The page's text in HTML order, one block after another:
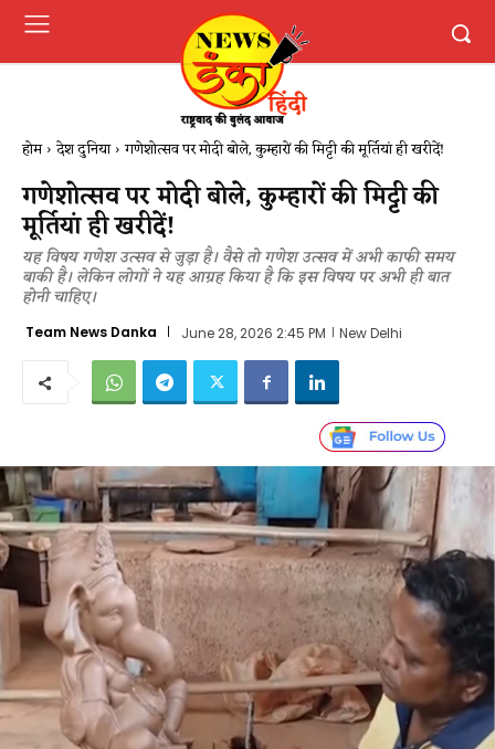
होम देश दुनिया गणेशोत्सव पर मोदी बोले, कुम्हारों की मिट्टी की मूर्तियां ही खरीदें!
गणेशोत्सव पर मोदी बोले, कुम्हारों की मिट्टी की
मूर्तियां ही खरीदें!
यह विषय गणेश उत्सव से जुड़ा है। वैसे तो गणेश उत्सव में अभी काफी समय
बाकी है। लेकिन लोगों ने यह आग्रह किया है कि इस विषय पर अभी ही बात
होनी चाहिए।
Team News Danka June 28, 2026 2:45 PM New Delhi